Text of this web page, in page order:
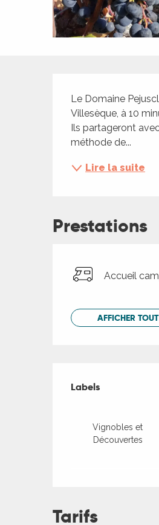
Le Domaine
Villesèque, à 10
Ils partageront
méthode de...
Lire la suite
Prestations
Accueil
AFFICHER
Offres
Labels
Labels
Vignobles et
Découvertes
Tarifs